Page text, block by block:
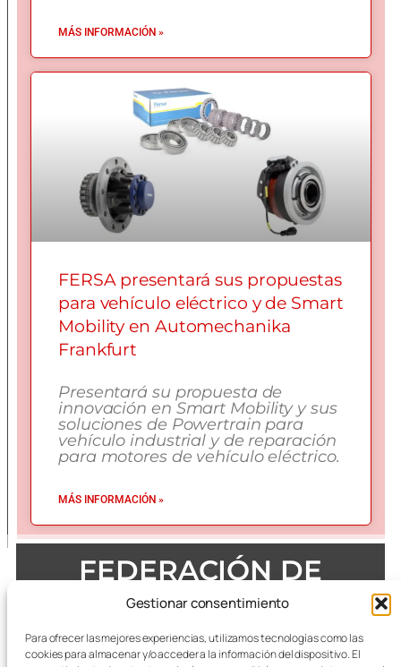
Gestionar consentimiento
Para ofrecer las mejores experiencias, utilizamos tecnologías como las
cookies para almacenar y/o acceder a la información del dispositivo. El
MÁS INFORMACIÓN »
FERSA presentará sus propuestas
para vehículo eléctrico y de Smart
Mobility en Automechanika
Frankfurt
Presentará su propuesta de
innovación en Smart Mobility y sus
soluciones de Powertrain para
vehículo industrial y de reparación
para motores de vehículo eléctrico.
MÁS INFORMACIÓN »
FEDERACIÓN DE
EMPRESAS DEL METAL
DE ZARAGOZA